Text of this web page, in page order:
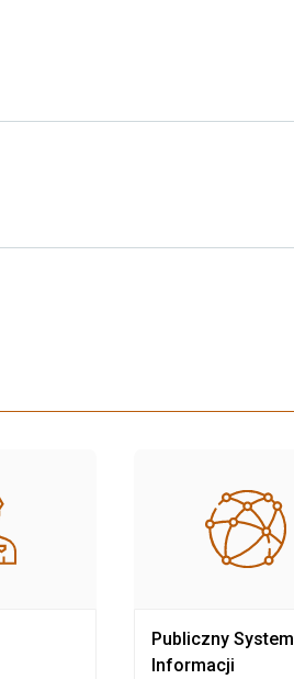
Publiczny System
Informacji